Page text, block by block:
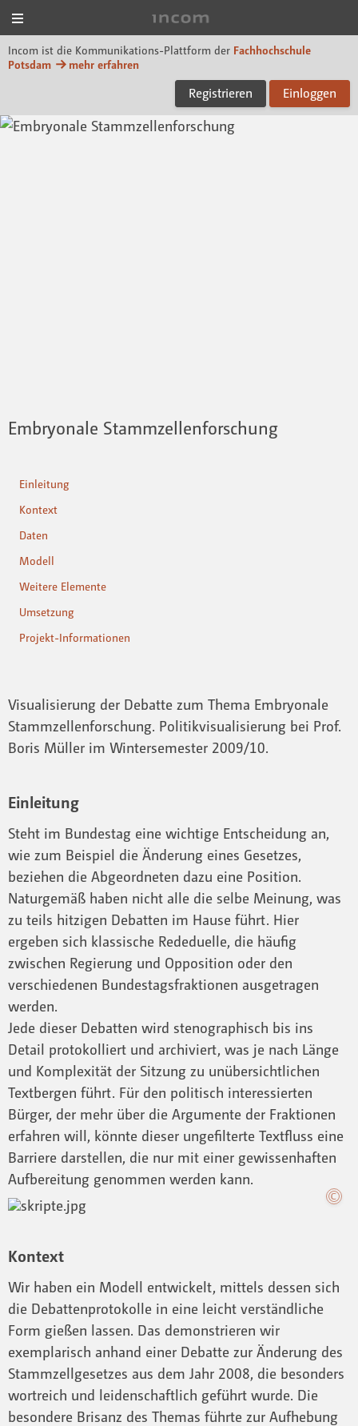
Incom ist die Kommunikations-Plattform der Fachhochschule
Potsdam
mehr erfahren
Registrieren Einloggen
Embryonale Stammzellenforschung
Einleitung
Kontext
Daten
Modell
Weitere Elemente
Umsetzung
Projekt-Informationen
Visualisierung der Debatte zum Thema Embryonale
Stammzellenforschung. Politikvisualisierung bei Prof.
Boris Müller im Wintersemester 2009/10.
Einleitung
Steht im Bundestag eine wichtige Entscheidung an,
wie zum Beispiel die Änderung eines Gesetzes,
beziehen die Abgeordneten dazu eine Position.
Naturgemäß haben nicht alle die selbe Meinung, was
zu teils hitzigen Debatten im Hause führt. Hier
ergeben sich klassische Rededuelle, die häufig
zwischen Regierung und Opposition oder den
verschiedenen Bundestagsfraktionen ausgetragen
werden.
Jede dieser Debatten wird stenographisch bis ins
Detail protokolliert und archiviert, was je nach Länge
und Komplexität der Sitzung zu unübersichtlichen
Textbergen führt. Für den politisch interessierten
Bürger, der mehr über die Argumente der Fraktionen
erfahren will, könnte dieser ungefilterte Textfluss eine
Barriere darstellen, die nur mit einer gewissenhaften
Aufbereitung genommen werden kann.
Kontext
Wir haben ein Modell entwickelt, mittels dessen sich
die Debattenprotokolle in eine leicht verständliche
Form gießen lassen. Das demonstrieren wir
exemplarisch anhand einer Debatte zur Änderung des
Stammzellgesetzes aus dem Jahr 2008, die besonders
wortreich und leidenschaftlich geführt wurde. Die
besondere Brisanz des Themas führte zur Aufhebung